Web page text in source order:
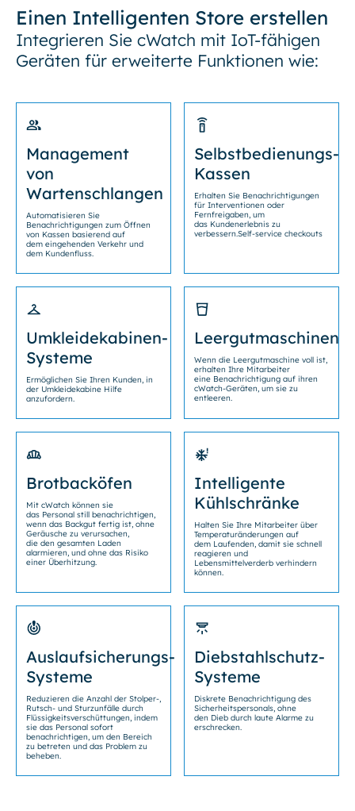
Einen Intelligenten Store erstellen
Integrieren Sie cWatch mit IoT-fähigen
Geräten für erweiterte Funktionen wie:
Management
von
Wartenschlangen
Automatisieren Sie
Benachrichtigungen zum Öffnen
von Kassen basierend auf
dem eingehenden Verkehr und
dem Kundenfluss.
Selbstbedienungs-
Kassen
Erhalten Sie Benachrichtigungen
für Interventionen oder
Fernfreigaben, um
das Kundenerlebnis zu
verbessern.Self-service checkouts
Umkleidekabinen-
Systeme
Ermöglichen Sie Ihren Kunden, in
der Umkleidekabine Hilfe
anzufordern.
Leergutmaschinen
Wenn die Leergutmaschine voll ist,
erhalten Ihre Mitarbeiter
eine Benachrichtigung auf ihren
cWatch-Geräten, um sie zu
entleeren.
Brotbacköfen
Mit cWatch können sie
das Personal still benachrichtigen,
wenn das Backgut fertig ist, ohne
Geräusche zu verursachen,
die den gesamten Laden
alarmieren, und ohne das Risiko
einer Überhitzung.
Intelligente
Kühlschränke
Halten Sie Ihre Mitarbeiter über
Temperaturänderungen auf
dem Laufenden, damit sie schnell
reagieren und
Lebensmittelverderb verhindern
können.
Auslaufsicherungs-
Systeme
Reduzieren die Anzahl der Stolper-,
Rutsch- und Sturzunfälle durch
Flüssigkeitsverschüttungen, indem
sie das Personal sofort
benachrichtigen, um den Bereich
zu betreten und das Problem zu
beheben.
Diebstahlschutz-
Systeme
Diskrete Benachrichtigung des
Sicherheitspersonals, ohne
den Dieb durch laute Alarme zu
erschrecken.